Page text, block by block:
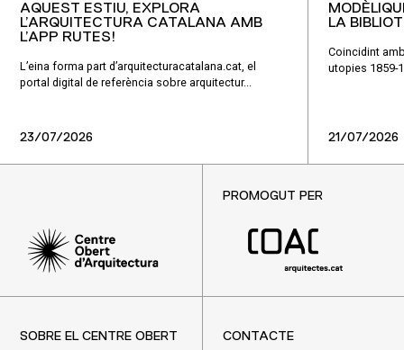
AQUEST ESTIU, EXPLORA
L’ARQUITECTURA CATALANA AMB
L’APP RUTES!
L’eina forma part d’arquitecturacatalana.cat, el
portal digital de referència sobre arquitectur...
23/07/2026
LA
Coincidint
utopies 1859-
21/07/2026
PROMOGUT PER
SOBRE EL CENTRE OBERT CONTACTE